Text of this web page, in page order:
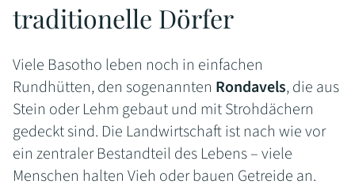
traditionelle Dörfer
Viele Basotho leben noch in einfachen
Rundhütten, den sogenannten Rondavels, die aus
Stein oder Lehm gebaut und mit Strohdächern
gedeckt sind. Die Landwirtschaft ist nach wie vor
ein zentraler Bestandteil des Lebens – viele
Menschen halten Vieh oder bauen Getreide an.